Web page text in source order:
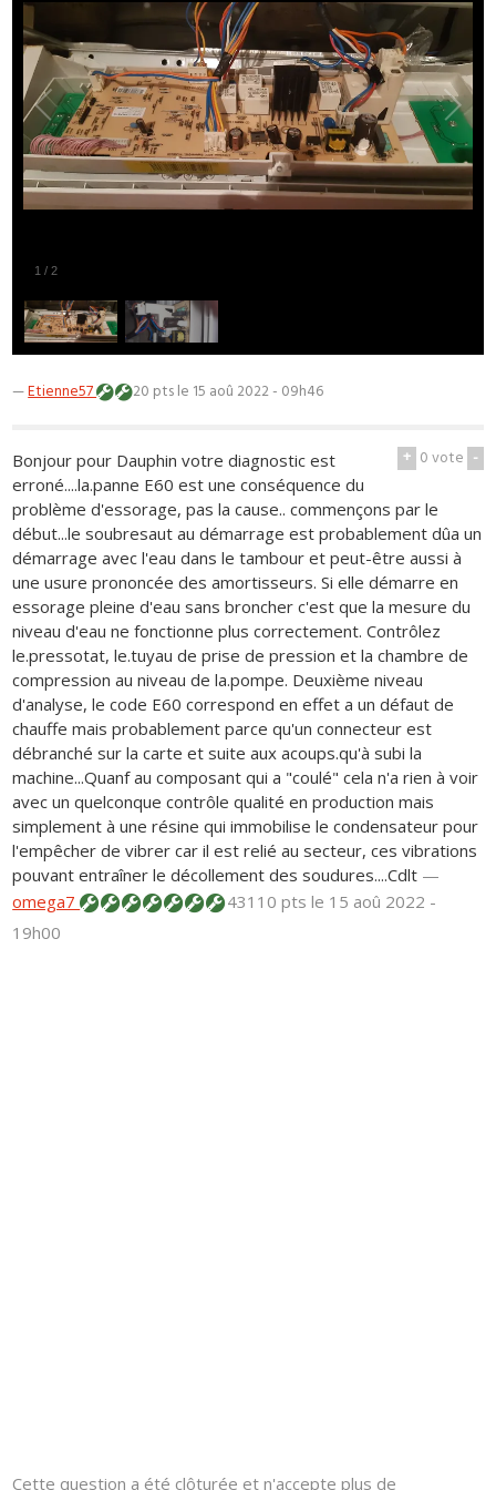
1 /2
—Etienne57 20 ptsle 15 aoû 2022 - 09h46
+ 0vote -
Bonjour pour Dauphin votre diagnostic est
erroné....la.panne E60 est une conséquence du
problème d'essorage, pas la cause.. commençons par le
début...le soubresaut au démarrage est probablement dûa un
démarrage avec l'eau dans le tambour et peut-être aussi à
une usure prononcée des amortisseurs. Si elle démarre en
essorage pleine d'eau sans broncher c'est que la mesure du
niveau d'eau ne fonctionne plus correctement. Contrôlez
le.pressotat, le.tuyau de prise de pression et la chambre de
compression au niveau de la.pompe. Deuxième niveau
d'analyse, le code E60 correspond en effet a un défaut de
chauffe mais probablement parce qu'un connecteur est
débranché sur la carte et suite aux acoups.qu'à subi la
machine...Quanf au composant qui a "coulé" cela n'a rien à voir
avec un quelconque contrôle qualité en production mais
simplement à une résine qui immobilise le condensateur pour
l'empêcher de vibrer car il est relié au secteur, ces vibrations
pouvant entraîner le décollement des soudures....Cdlt —
omega7
43110 ptsle 15 aoû 2022 -
19h00
Cette question a été clôturée et n'accepte plus de